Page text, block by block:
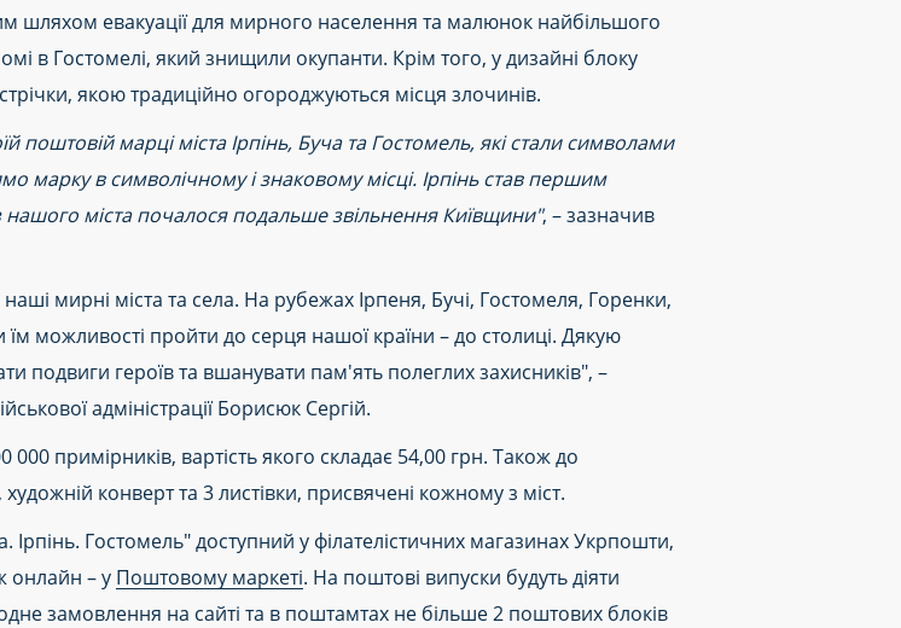
шляхом евакуації для мирного населення та малюнок найбільшого
в Гостомелі, який знищили окупанти. Крім того, у дизайні блоку
якою традиційно огороджуються місця злочинів.
марці міста Ірпінь, Буча та Гостомель, які стали символами
марку в символічному і знаковому місці. Ірпінь став першим
міста почалося подальше звільнення Київщини", – зазначив
мирні міста та села. На рубежах Ірпеня, Бучі, Гостомеля, Горенки,
можливості пройти до серця нашої країни – до столиці. Дякую
подвиги героїв та вшанувати пам'ять полеглих захисників", –
адміністрації Борисюк Сергій.
примірників, вартість якого складає 54,00 грн. Також до
конверт та 3 листівки, присвячені кожному з міст.
Гостомель" доступний у філателістичних магазинах Укрпошти,
онлайн – у Поштовому маркеті. На поштові випуски будуть діяти
замовлення на сайті та в поштамтах не більше 2 поштових блоків